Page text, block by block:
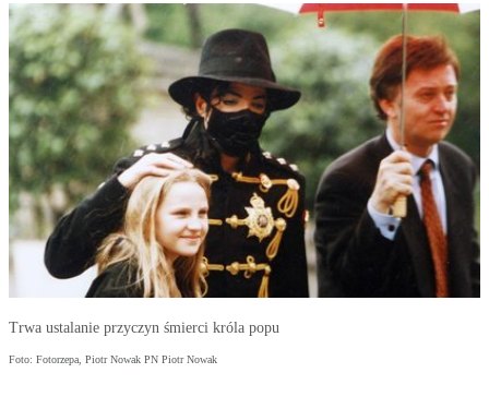
Trwa ustalanie przyczyn śmierci króla popu
Foto: Fotorzepa, Piotr Nowak PN Piotr Nowak